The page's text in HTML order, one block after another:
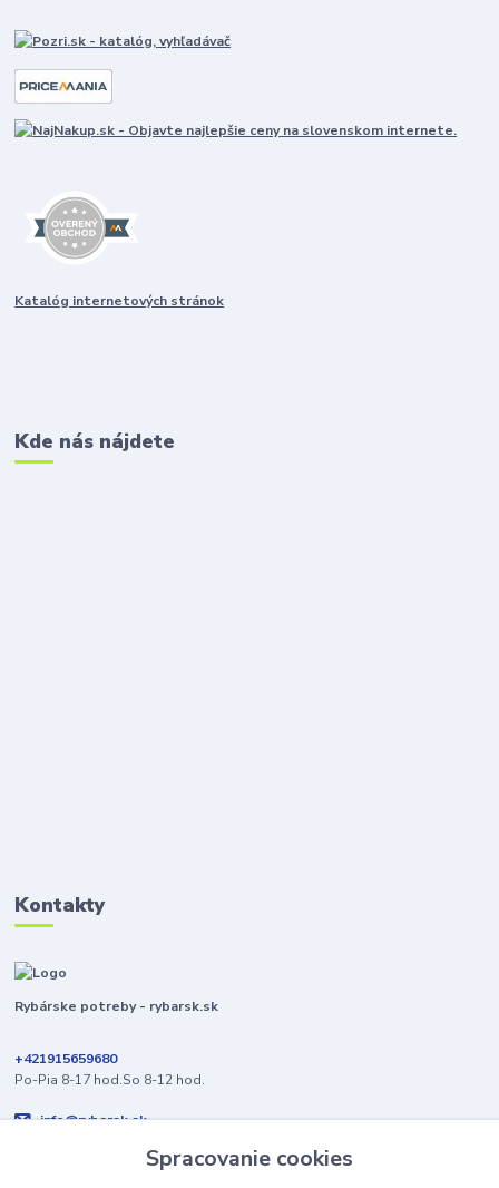
Katalóg internetových stránok
Kde nás nájdete
Kontakty
Rybárske potreby - rybarsk.sk
+421915659680
Po-Pia 8-17 hod.So 8-12 hod.
info@rybarsk.sk
Spracovanie cookies